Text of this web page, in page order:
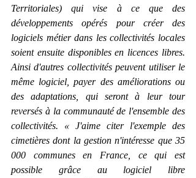
Territoriales) qui vise à ce que des
développements opérés pour créer des
logiciels métier dans les collectivités locales
soient ensuite disponibles en licences libres.
Ainsi d'autres collectivités peuvent utiliser le
même logiciel, payer des améliorations ou
des adaptations, qui seront à leur tour
reversés à la communauté de l'ensemble des
collectivités. « J'aime citer l'exemple des
cimetières dont la gestion n'intéresse que 35
000 communes en France, ce qui est
possible grâce au logiciel libre